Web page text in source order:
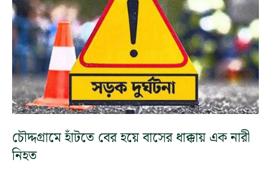
চৌদ্দগ্রামে হাঁটতে বের হয়ে বাসের ধাক্কায় এক নারী
নিহত